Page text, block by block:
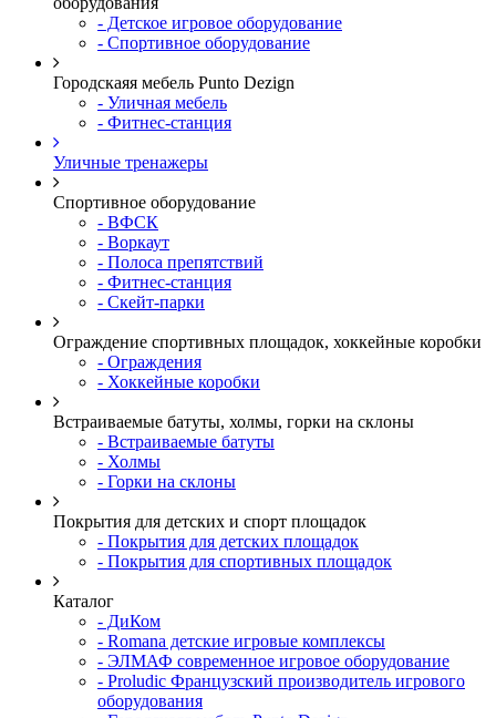
- Детское игровое оборудование
- Спортивное оборудование
Городскаяя мебель Punto Dezign
- Уличная мебель
- Фитнес-станция
Уличные тренажеры
Спортивное оборудование
- ВФСК
- Воркаут
- Полоса препятствий
- Фитнес-станция
- Скейт-парки
Ограждение спортивных площадок, хоккейные коробки
- Ограждения
- Хоккейные коробки
Встраиваемые батуты, холмы, горки на склоны
- Встраиваемые батуты
- Холмы
- Горки на склоны
Покрытия для детских и спорт площадок
- Покрытия для детских площадок
- Покрытия для спортивных площадок
Каталог
- ДиКом
- Romana детские игровые комплексы
- ЭЛМАФ современное игровое оборудование
- Proludic Французский производитель игрового
оборудования